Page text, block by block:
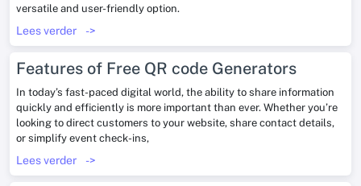
versatile and user-friendly option.
Lees verder ->
Features of Free QR code Generators
In today’s fast-paced digital world, the ability to share information
quickly and efficiently is more important than ever. Whether you’re
looking to direct customers to your website, share contact details,
or simplify event check-ins,
Lees verder ->